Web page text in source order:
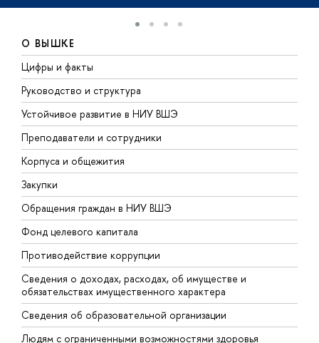
О ВЫШКЕ
Цифры и факты
Руководство и структура
Устойчивое развитие в НИУ ВШЭ
Преподаватели и сотрудники
Корпуса и общежития
Закупки
Обращения граждан в НИУ ВШЭ
Фонд целевого капитала
Противодействие коррупции
Сведения о доходах, расходах, об имуществе и
обязательствах имущественного характера
Сведения об образовательной организации
Людям с ограниченными возможностями здоровья